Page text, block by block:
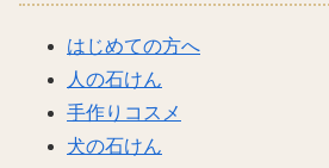
はじめての方へ
人の石けん
手作りコスメ
犬の石けん